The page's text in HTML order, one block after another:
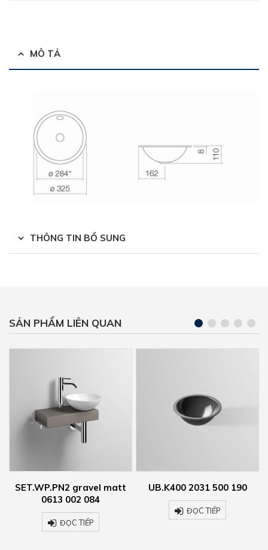
MÔ TẢ
THÔNG TIN BỔ SUNG
SẢN PHẨM LIÊN QUAN
gravel matt
0613 002 084
ĐỌC TIẾP
UB.K400 2031 500 190
ĐỌC TIẾP